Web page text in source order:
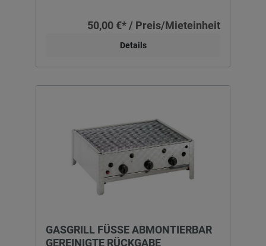
50,00 €* / Preis/Mieteinheit
Details
GASGRILL FÜSSE ABMONTIERBAR
GEREINIGTE RÜCKGABE